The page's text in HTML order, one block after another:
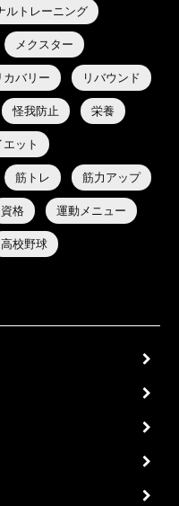
ルトレーニング
メクスター
カバリー リバウンド
怪我防止 栄養
ット
筋トレ 筋力アップ
資格 運動メニュー
高校野球